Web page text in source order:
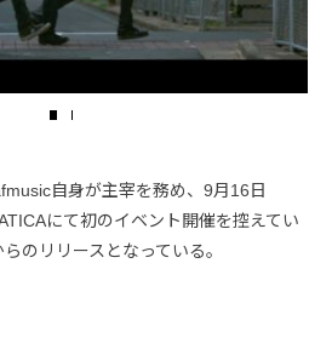
自身が主宰を務め、9月16日
にて初のイベント開催を控えてい
のリリースとなっている。